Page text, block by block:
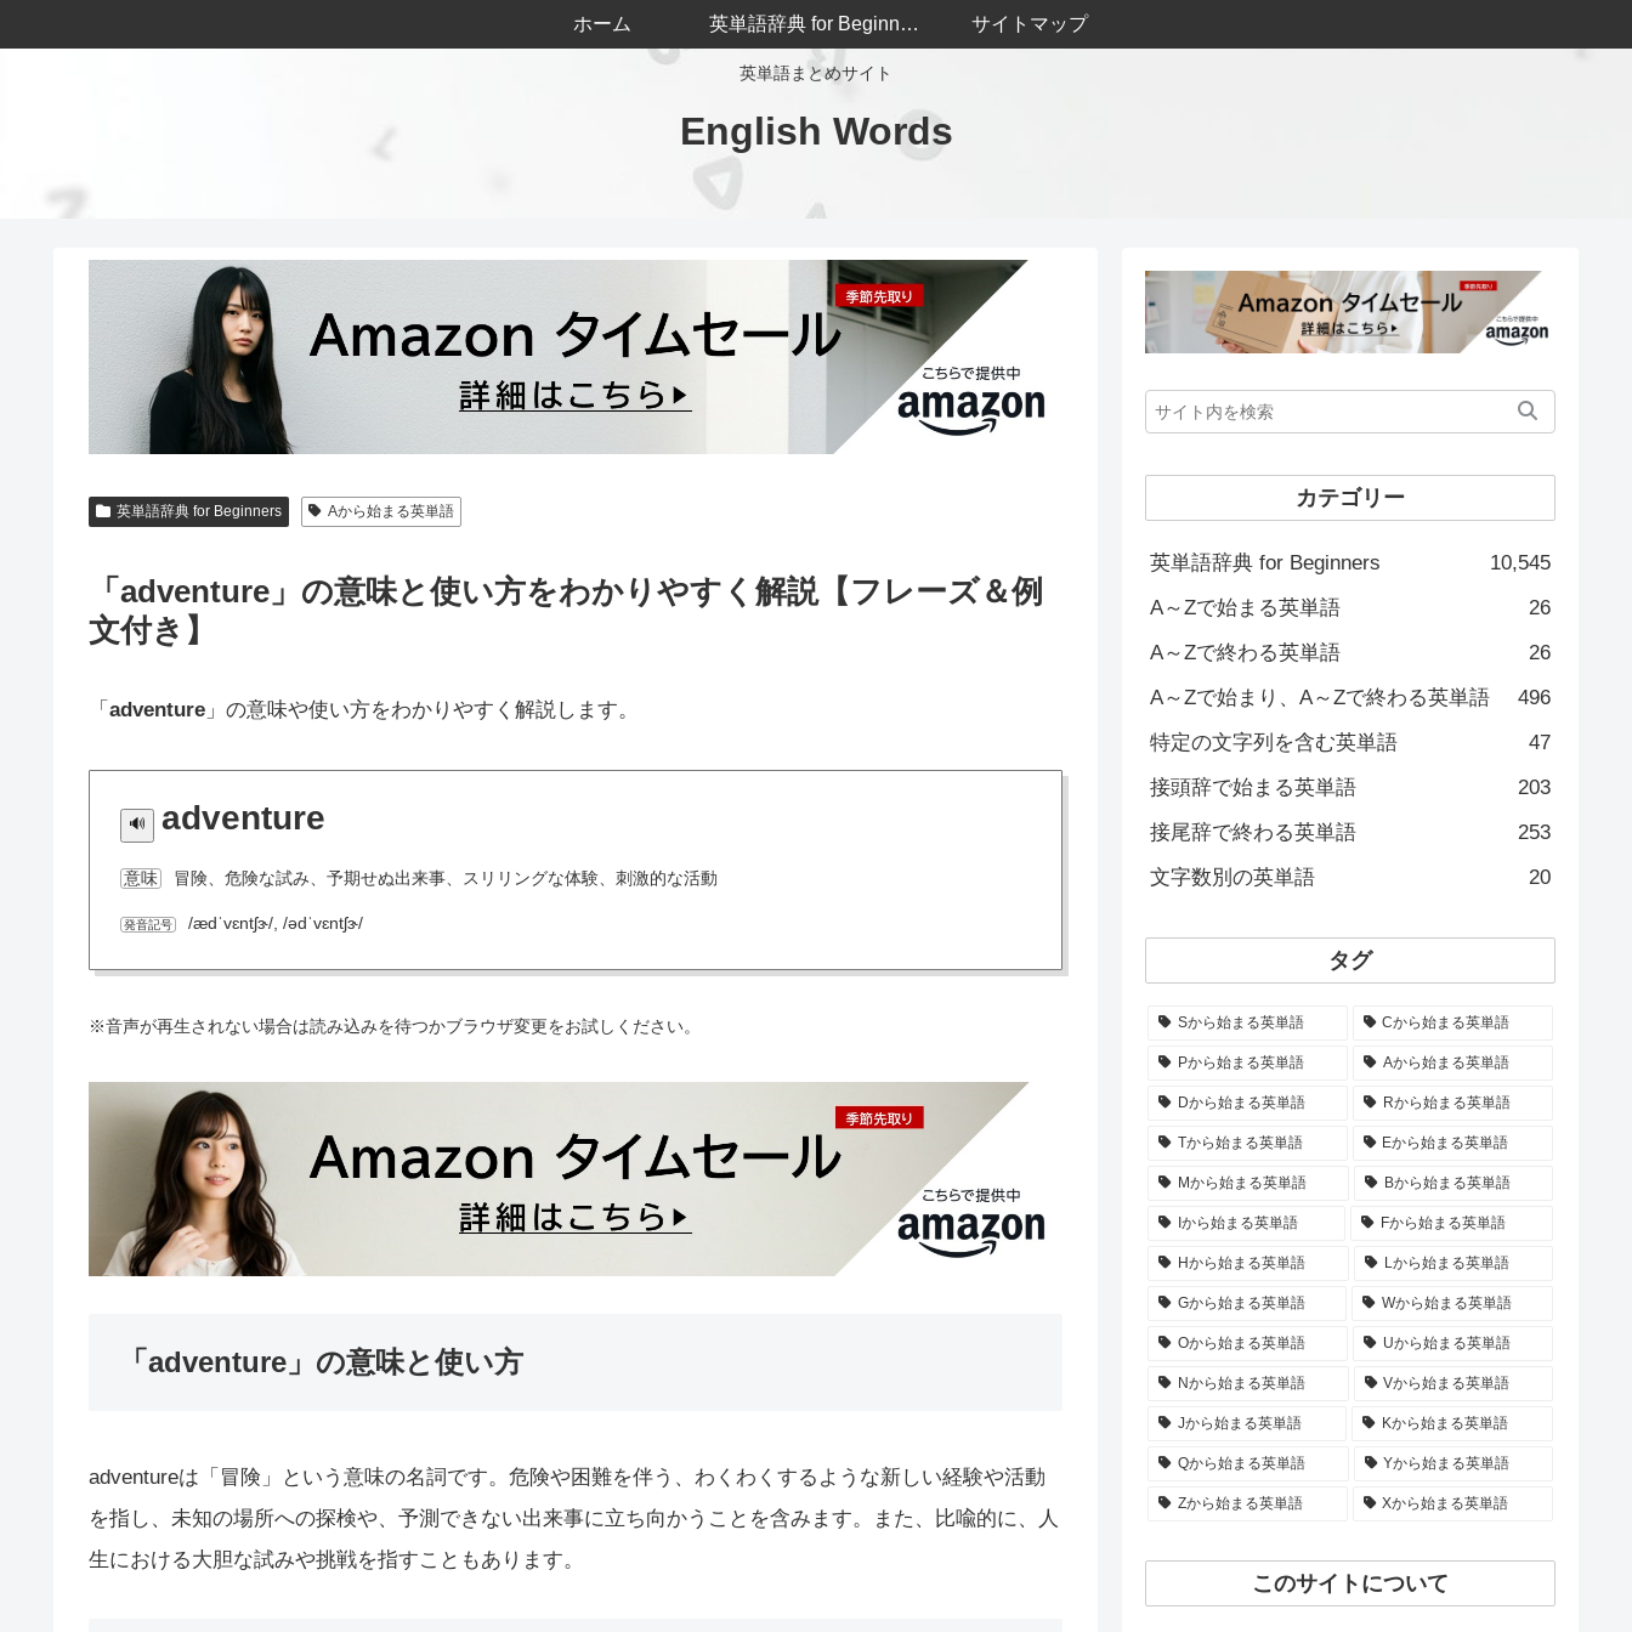
英単語まとめサイト
English Words
ホーム 英単語辞典 for Beginners サイトマップ
英単語辞典 for Beginners Aから始まる英単語
「adventure」の意味と使い方をわかりやすく解説【フレーズ＆例
文付き】
「 adventure 」の意味や使い方をわかりやすく解説します。
adventure
意味 冒険、危険な試み、予期せぬ出来事、スリリングな体験、刺激的な活動
発音記号 /ædˈvɛntʃɝ/, /ədˈvɛntʃɝ/
※音声が再生されない場合は読み込みを待つかブラウザ変更をお試しください。
「adventure」の意味と使い方
adventureは「冒険」という意味の名詞です。危険や困難を伴う、わくわくするような新しい経験や活動
を指し、未知の場所への探検や、予測できない出来事に立ち向かうことを含みます。また、比喩的に、人
生における大胆な試みや挑戦を指すこともあります。
カテゴリー
英単語辞典 for Beginners
10,545
A～Zで始まる英単語
26
A～Zで終わる英単語
26
A～Zで始まり、A～Zで終わる英単語
496
特定の文字列を含む英単語
47
接頭辞で始まる英単語
203
接尾辞で終わる英単語
253
文字数別の英単語
20
タグ
Sから始まる英単語 Cから始まる英単語
Pから始まる英単語 Aから始まる英単語
Dから始まる英単語 Rから始まる英単語
Tから始まる英単語 Eから始まる英単語
Mから始まる英単語 Bから始まる英単語
Iから始まる英単語 Fから始まる英単語
Hから始まる英単語 Lから始まる英単語
Gから始まる英単語 Wから始まる英単語
Oから始まる英単語 Uから始まる英単語
Nから始まる英単語 Vから始まる英単語
Jから始まる英単語 Kから始まる英単語
Qから始まる英単語 Yから始まる英単語
Zから始まる英単語 Xから始まる英単語
このサイトについて